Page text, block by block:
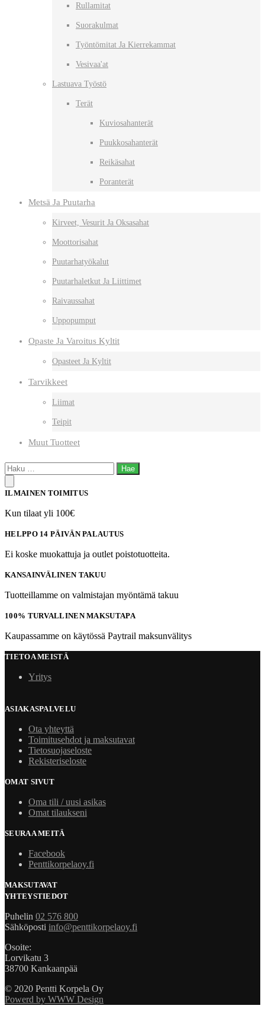
Rullamitat
Suorakulmat
Työntömitat Ja Kierrekammat
Vesivaa'at
Lastuava Työstö
Terät
Kuviosahanterät
Puukkosahanterät
Reikäsahat
Poranterät
Metsä Ja Puutarha
Kirveet, Vesurit Ja Oksasahat
Moottorisahat
Puutarhatyökalut
Puutarhaletkut Ja Liittimet
Raivaussahat
Uppopumput
Opaste Ja Varoitus Kyltit
Opasteet Ja Kyltit
Tarvikkeet
Liimat
Teipit
Muut Tuotteet
Haku:
ILMAINEN TOIMITUS
Kun tilaat yli 100€
HELPPO 14 PÄIVÄN PALAUTUS
Ei koske muokattuja ja outlet poistotuotteita.
KANSAINVÄLINEN TAKUU
Tuotteillamme on valmistajan myöntämä takuu
100% TURVALLINEN MAKSUTAPA
Kaupassamme on käytössä Paytrail maksunvälitys
TIETOA MEISTÄ
Yritys
ASIAKASPALVELU
Ota yhteyttä
Toimitusehdot ja maksutavat
Tietosuojaseloste
Rekisteriseloste
OMAT SIVUT
Oma tili / uusi asikas
Omat tilaukseni
SEURAA MEITÄ
Facebook
Penttikorpelaoy.fi
MAKSUTAVAT
YHTEYSTIEDOT
Puhelin 02 576 800
Sähköposti info@penttikorpelaoy.fi
Osoite:
Lorvikatu 3
38700 Kankaanpää
© 2020 Pentti Korpela Oy
Powerd by WWW Design